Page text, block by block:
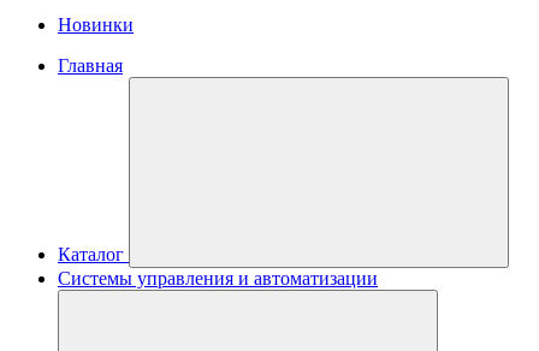
Новинки
Главная
Каталог
Системы управления и автоматизации